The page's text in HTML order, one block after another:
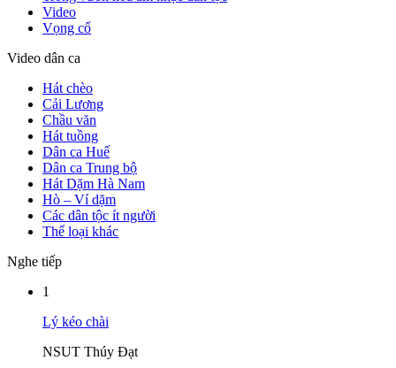
Video
Vọng cổ
Video dân ca
Hát chèo
Cải Lương
Chầu văn
Hát tuồng
Dân ca Huế
Dân ca Trung bộ
Hát Dặm Hà Nam
Hò – Ví dặm
Các dân tộc ít người
Thể loại khác
Nghe tiếp
1
Lý kéo chài
NSUT Thúy Đạt